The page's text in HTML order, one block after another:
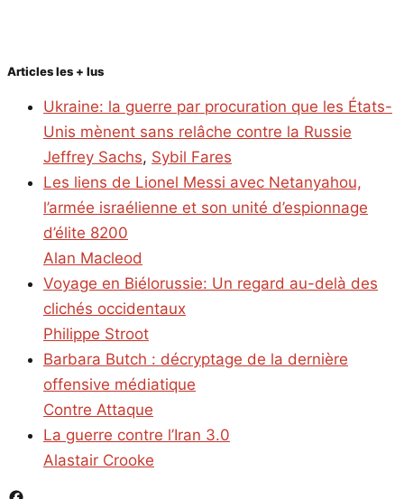
Articles les + lus
Ukraine: la guerre par procuration que les États-
Unis mènent sans relâche contre la Russie
Jeffrey Sachs, Sybil Fares
Les liens de Lionel Messi avec Netanyahou,
l’armée israélienne et son unité d’espionnage
d’élite 8200
Alan Macleod
Voyage en Biélorussie: Un regard au-delà des
clichés occidentaux
Philippe Stroot
Barbara Butch : décryptage de la dernière
offensive médiatique
Contre Attaque
La guerre contre l’Iran 3.0
Alastair Crooke